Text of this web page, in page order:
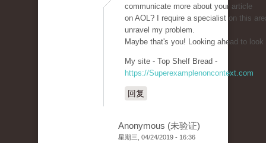
communicate more about your article
on AOL? I require a specialist on this
unravel my problem.
Maybe that's you! Looking ahead to look
My site - Top Shelf Bread -
https://Superexamplenoncontext.com
回复
Anonymous (未验证)
星期三, 04/24/2019 - 16:36